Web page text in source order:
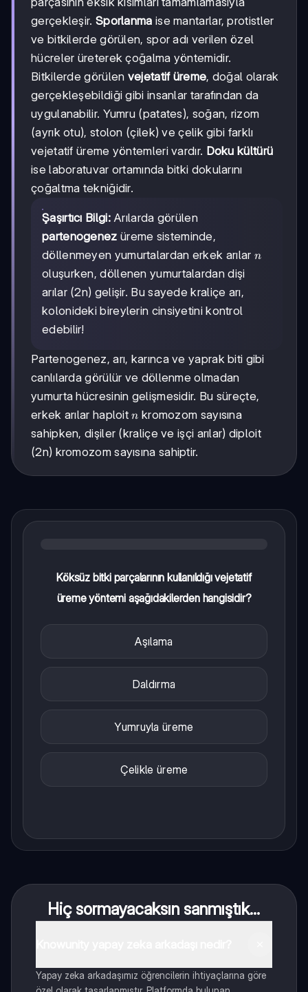
gerçekleşir. Sporlanma ise mantarlar, protistler
ve bitkilerde görülen, spor adı verilen özel
hücreler üreterek çoğalma yöntemidir.
Bitkilerde görülen vejetatif üreme, doğal olarak
gerçekleşebildiği gibi insanlar tarafından da
uygulanabilir. Yumru (patates), soğan, rizom
(ayrık otu), stolon (çilek) ve çelik gibi farklı
vejetatif üreme yöntemleri vardır. Doku kültürü
ise laboratuvar ortamında bitki dokularını
çoğaltma tekniğidir.
Şaşırtıcı Bilgi:Arılarda görülen
partenogenez üreme sisteminde,
döllenmeyen yumurtalardan erkek arılar n
n
oluşurken, döllenen yumurtalardan dişi
arılar (2n) gelişir. Bu sayede kraliçe arı,
kolonideki bireylerin cinsiyetini kontrol
edebilir!
Partenogenez, arı, karınca ve yaprak biti gibi
canlılarda görülür ve döllenme olmadan
yumurta hücresinin gelişmesidir. Bu süreçte,
erkek arılar haploitn
n kromozom sayısına
sahipken, dişiler (kraliçe ve işçi arılar) diploit
(2n) kromozom sayısına sahiptir.
Köksüz bitki parçalarının kullanıldığı vejetatif
üreme yöntemi aşağıdakilerden hangisidir?
Aşılama
Daldırma
Yumruyla üreme
Çelikle üreme
Hiç sormayacaksın sanmıştık...
Yapay zeka arkadaşımız öğrencilerin ihtiyaçlarına göre